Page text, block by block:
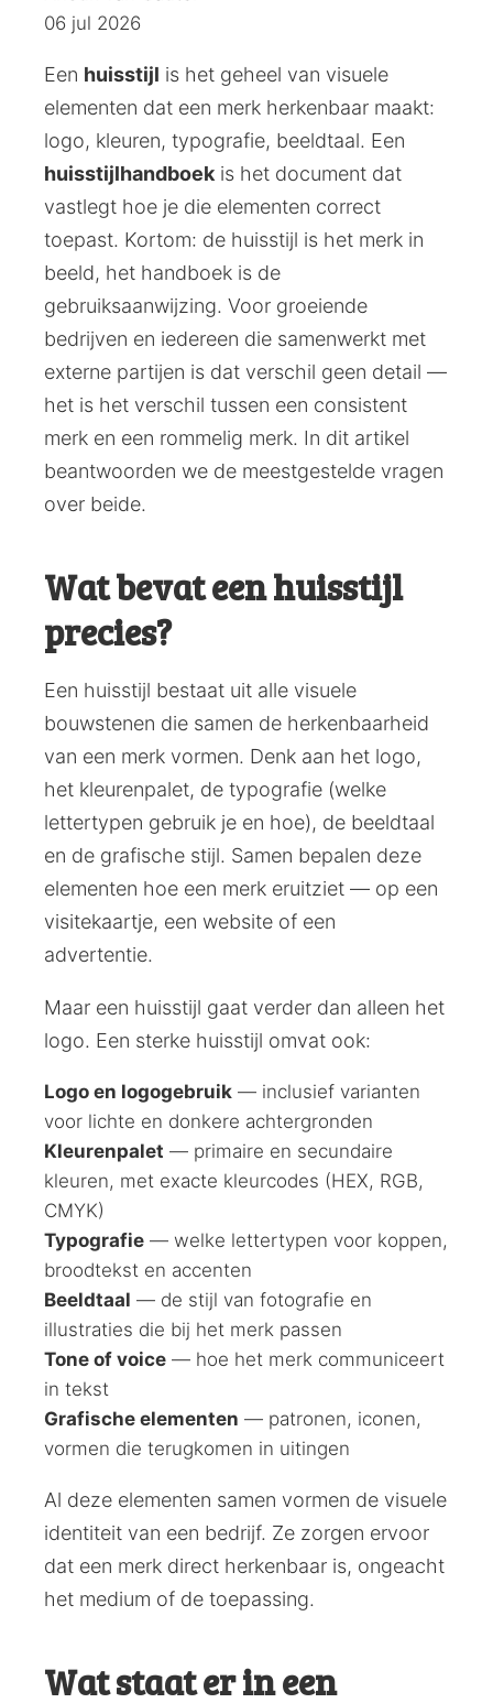
by:
06 jul 2026
Een huisstijl is het geheel van visuele
elementen dat een merk herkenbaar maakt:
logo, kleuren, typografie, beeldtaal. Een
huisstijlhandboekis het document dat
vastlegt hoe je die elementen correct
toepast. Kortom: de huisstijl is het merk in
beeld, het handboek is de
gebruiksaanwijzing. Voor groeiende
bedrijven en iedereen die samenwerkt met
externe partijen is dat verschil geen detail —
het is het verschil tussen een consistent
merk en een rommelig merk. In dit artikel
beantwoorden we de meestgestelde vragen
over beide.
Wat bevat een huisstijl
precies?
Een huisstijl bestaat uit alle visuele
bouwstenen die samen de herkenbaarheid
van een merk vormen. Denk aan het logo,
het kleurenpalet, de typografie (welke
lettertypen gebruik je en hoe), de beeldtaal
en de grafische stijl. Samen bepalen deze
elementen hoe een merk eruitziet — op een
visitekaartje, een website of een
advertentie.
Maar een huisstijl gaat verder dan alleen het
logo. Een sterke huisstijl omvat ook:
Logo en logogebruik — inclusief varianten
voor lichte en donkere achtergronden
Kleurenpalet — primaire en secundaire
kleuren, met exacte kleurcodes (HEX, RGB,
CMYK)
Typografie — welke lettertypen voor koppen,
broodtekst en accenten
Beeldtaal — de stijl van fotografie en
illustraties die bij het merk passen
Tone of voice — hoe het merk communiceert
in tekst
Grafische elementen — patronen, iconen,
vormen die terugkomen in uitingen
Al deze elementen samen vormen de visuele
identiteit van een bedrijf. Ze zorgen ervoor
dat een merk direct herkenbaar is, ongeacht
het medium of de toepassing.
Wat staat er in een